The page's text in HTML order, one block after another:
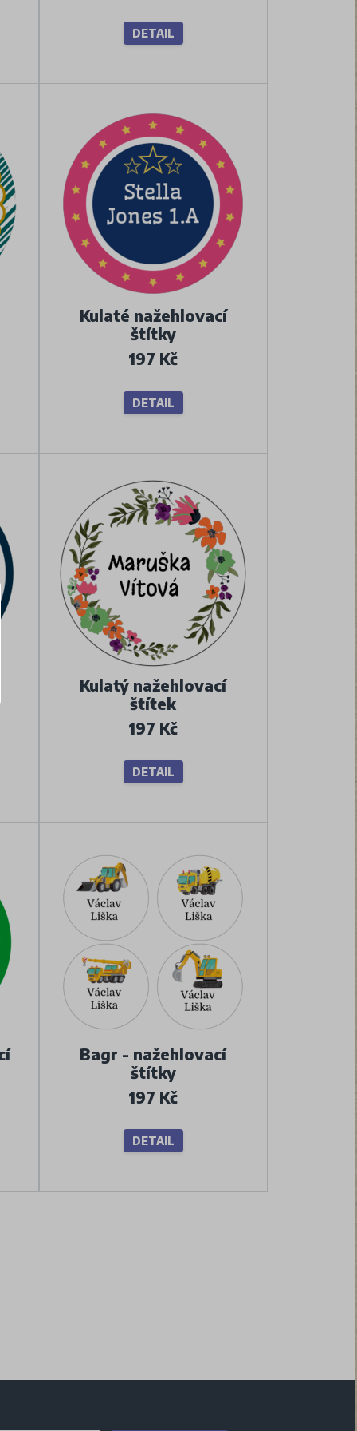
DETAIL
Kulaté nažehlovací
štítky
197 Kč
DETAIL
Kulatý nažehlovací
štítek
197 Kč
DETAIL
Bagr - nažehlovací
štítky
197 Kč
DETAIL